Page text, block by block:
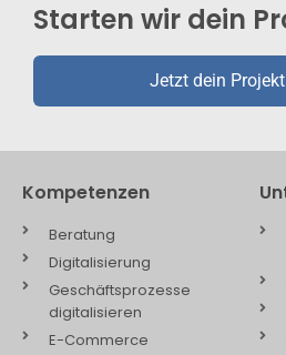
Starten wir dein
Jetzt dein
Kompetenzen
Beratung
Digitalisierung
Geschäftsprozesse
digitalisieren
E-Commerce